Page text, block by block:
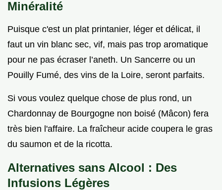
Minéralité
Puisque c'est un plat printanier, léger et délicat, il
faut un vin blanc sec, vif, mais pas trop aromatique
pour ne pas écraser l’aneth. Un Sancerre ou un
Pouilly Fumé, des vins de la Loire, seront parfaits.
Si vous voulez quelque chose de plus rond, un
Chardonnay de Bourgogne non boisé (Mâcon) fera
très bien l'affaire. La fraîcheur acide coupera le gras
du saumon et de la ricotta.
Alternatives sans Alcool : Des
Infusions Légères